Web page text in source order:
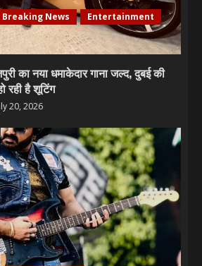
Breaking News
Entertainment
का नया धमाकेदार गाना जल्द, दुबई की
रही है शूटिंग
20, 2026